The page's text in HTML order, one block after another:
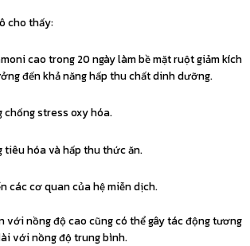
cho thấy:
cao trong 20 ngày làm bề mặt ruột giảm kích
đến khả năng hấp thu chất dinh dưỡng.
chống stress oxy hóa.
tiêu hóa và hấp thu thức ăn.
các cơ quan của hệ miễn dịch.
với nồng độ cao cũng có thể gây tác động tương
với nồng độ trung bình.